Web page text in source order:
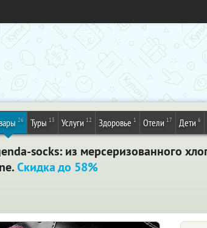
26 Туры 13 Услуги 12 Здоровье 1 Отели 17 Дети 6
socks: из мерсеризованного
Скидка до 58%